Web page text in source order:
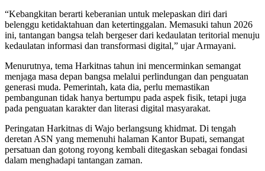
“Kebangkitan berarti keberanian untuk melepaskan diri dari
belenggu ketidaktahuan dan ketertinggalan. Memasuki tahun 2026
ini, tantangan bangsa telah bergeser dari kedaulatan teritorial menuju
kedaulatan informasi dan transformasi digital,” ujar Armayani.
Menurutnya, tema Harkitnas tahun ini mencerminkan semangat
menjaga masa depan bangsa melalui perlindungan dan penguatan
generasi muda. Pemerintah, kata dia, perlu memastikan
pembangunan tidak hanya bertumpu pada aspek fisik, tetapi juga
pada penguatan karakter dan literasi digital masyarakat.
Peringatan Harkitnas di Wajo berlangsung khidmat. Di tengah
deretan ASN yang memenuhi halaman Kantor Bupati, semangat
persatuan dan gotong royong kembali ditegaskan sebagai fondasi
dalam menghadapi tantangan zaman.